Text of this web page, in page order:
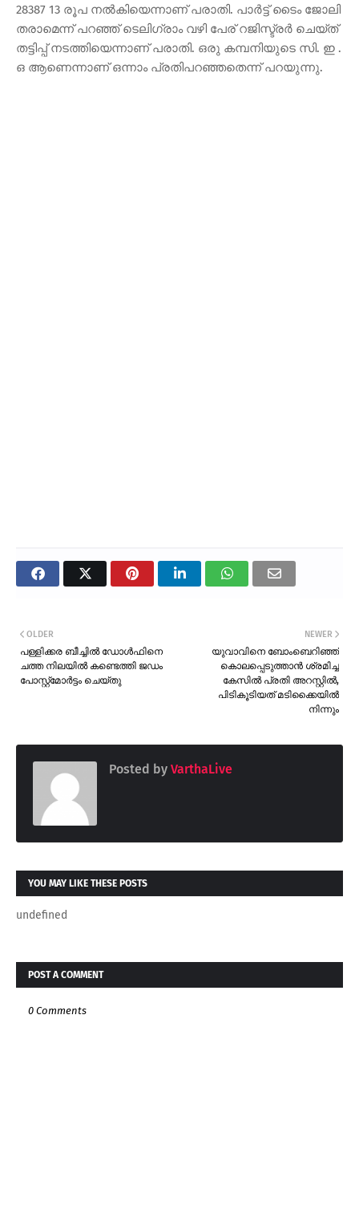
28387 13 രൂപ നൽകിയെന്നാണ് പരാതി. പാർട്ട് ടൈം ജോലി
തരാമെന്ന് പറഞ്ഞ് ടെലിഗ്രാം വഴി പേര് റജിസ്ട്രർ ചെയ്ത്
തട്ടിപ്പ് നടത്തിയെന്നാണ് പരാതി. ഒരു കമ്പനിയുടെ സി. ഇ .
ഒ ആണെന്നാണ് ഒന്നാം പ്രതിപറഞ്ഞതെന്ന് പറയുന്നു.
NEWER
യുവാവിനെ ബോംബെറിഞ്ഞ്
കൊലപ്പെടുത്താൻ ശ്രമിച്ച
കേസിൽ പ്രതി അറസ്റ്റിൽ,
പിടികൂടിയത് മടിക്കൈയിൽ
നിന്നും
OLDER
പള്ളിക്കര ബീച്ചിൽ ഡോൾഫിനെ
ചത്ത നിലയിൽ കണ്ടെത്തി ജഡം
പോസ്റ്റ്മോർട്ടം ചെയ്തു
Posted by VarthaLive
YOU MAY LIKE THESE POSTS
undefined
POST A COMMENT
0 Comments